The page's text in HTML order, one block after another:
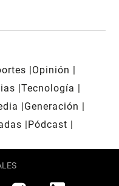
Opinión
Tecnología
Generación
Pódcast